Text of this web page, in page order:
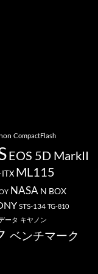
CompactFlash
EOS 5D MarkII
ML115
NASA N BOX
STS-134 TG-810
ータ キヤノン
ベンチマーク